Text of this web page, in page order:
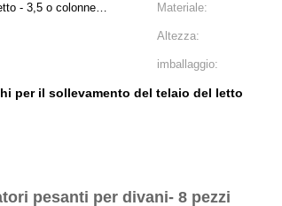
- 3,5 o colonne
Materiale:
Altezza:
imballaggio:
per il sollevamento del telaio del letto
pesanti per divani- 8 pezzi